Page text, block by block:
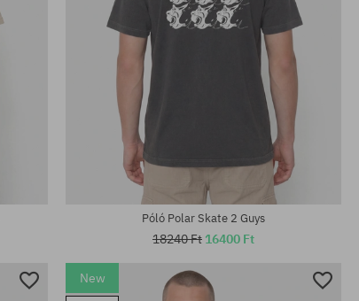
Elérhető méretek:
Póló Polar Skate 2 Guys
18240 Ft 16400 Ft
New